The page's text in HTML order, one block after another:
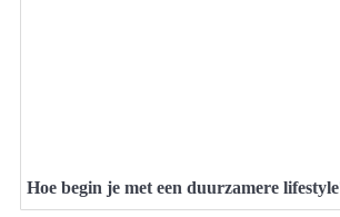
Hoe begin je met een duurzamere